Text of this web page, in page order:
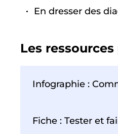
En dresser des
Les
Infographie :
Fiche : Tester et